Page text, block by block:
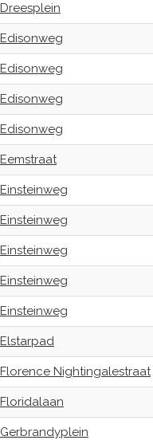
Dreesplein
Edisonweg
Edisonweg
Edisonweg
Edisonweg
Eemstraat
Einsteinweg
Einsteinweg
Einsteinweg
Einsteinweg
Einsteinweg
Elstarpad
Florence Nightingalestraat
Floridalaan
Gerbrandyplein